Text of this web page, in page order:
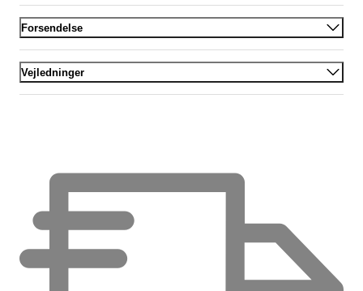
Forsendelse
Vejledninger